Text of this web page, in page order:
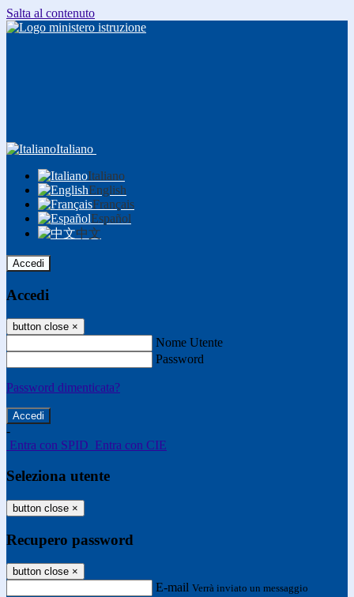
Salta al contenuto
Italiano
Italiano
English
Français
Español
中文
Accedi
Accedi
button close ×
Nome Utente
Password
Password dimenticata?
-
Entra con SPID Entra con CIE
Seleziona utente
button close ×
Recupero password
button close ×
E-mail Verrà inviato un messaggio